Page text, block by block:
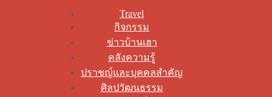
Travel
กิจกรรม
ข่าวบ้านเฮา
คลังความรู้
ปราชญ์และบุคคลสำคัญ
ศิลปวัฒนธรรม